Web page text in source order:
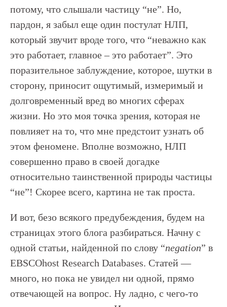
потому, что слышали частицу “не”. Но,
пардон, я забыл еще один постулат НЛП,
который звучит вроде того, что “неважно как
это работает, главное – это работает”. Это
поразительное заблуждение, которое, шутки в
сторону, приносит ощутимый, измеримый и
долговременный вред во многих сферах
жизни. Но это моя точка зрения, которая не
повлияет на то, что мне предстоит узнать об
этом феномене. Вполне возможно, НЛП
совершенно право в своей догадке
относительно таинственной природы частицы
“не”! Скорее всего, картина не так проста.
И вот, безо всякого предубеждения, будем на
страницах этого блога разбираться. Начну с
одной статьи, найденной по слову “negation” в
EBSCOhost Research Databases. Статей —
много, но пока не увидел ни одной, прямо
отвечающей на вопрос. Ну ладно, с чего-то